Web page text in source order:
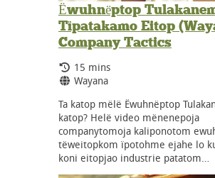
Ёwuhnёptop
Tïpatakamo Eitop
Company Tactics
Running Time:
15 mins
Language:
Wayana
Ta katop mëlë Ёwuhnёptop
katop? Helë video mënenepoja
companytomoja kaliponotom
tëweitopkom ïpotohme ejahe lo
koni eitopjao industrie patatom…